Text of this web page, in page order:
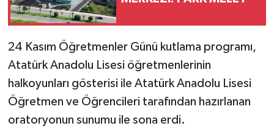
24 Kasım Öğretmenler Günü kutlama programı,
Atatürk Anadolu Lisesi öğretmenlerinin
halkoyunları gösterisi ile Atatürk Anadolu Lisesi
Öğretmen ve Öğrencileri tarafından hazırlanan
oratoryonun sunumu ile sona erdi.